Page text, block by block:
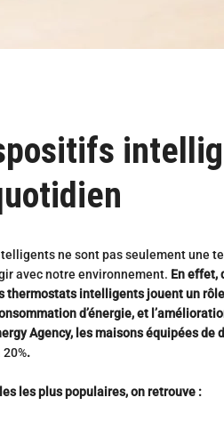
ne sont pas seulement une
avec notre environnement. En effet,
thermostats intelligents jouent un
d’énergie, et
Agency, les maisons équipées
20%.
les plus populaires, on retrouve :